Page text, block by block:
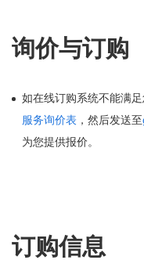
询价与订购
如在线订购系统不能满
服务询价表 ，然后发送至
为您提供报价。
订购信息